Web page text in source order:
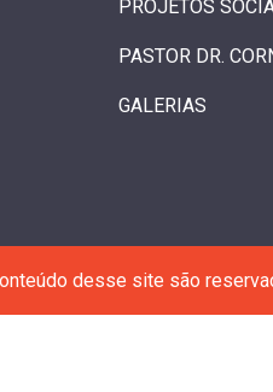
PROJETOS
PASTOR DR.
GALERIAS
desse site são